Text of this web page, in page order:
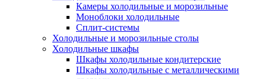
Камеры холодильные и морозильные
Моноблоки холодильные
Сплит-системы
Холодильные и морозильные столы
Холодильные шкафы
Шкафы холодильные кондитерские
Шкафы холодильные с металлическими